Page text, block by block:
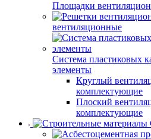
Площадки
вентиляционные
Система пластиковых
элементы
Круглый
комплектующие
Плоский
комплектующие